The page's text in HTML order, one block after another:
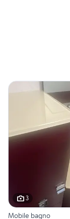
3
Mobile bagno